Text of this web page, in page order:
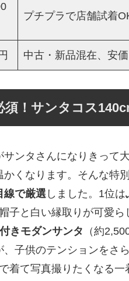
プチプラで店舗試着
中古・新品混在、安価
！サンタコス
ンタさんになりきって
くなります。そんな特
線で厳選 しました。1位は
子と白い縁取りが可愛
きモダンサンタ （約
子供のテンションをさ
着て写真撮りたくなる